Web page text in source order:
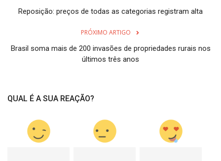
Reposição: preços de todas as categorias registram alta
PRÓXIMO ARTIGO
Brasil soma mais de 200 invasões de propriedades rurais nos
últimos três anos
QUAL É A SUA REAÇÃO?